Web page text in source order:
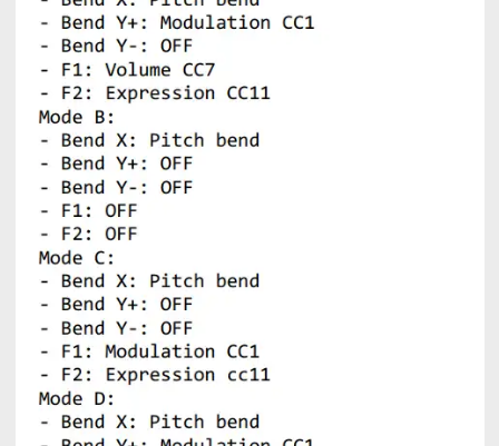
Đặc điểm nổi bật: HOÀN TOÀN KHÔNG CẦN CÀI
THIẾT BỊ TỰ NHẬN DRIVER TỰ ĐỘNG
Đây là bản tiêu chuẩn chức năng như sau: Bản PRO
thay đổi và phát triển thêm tính năng và cập nhật